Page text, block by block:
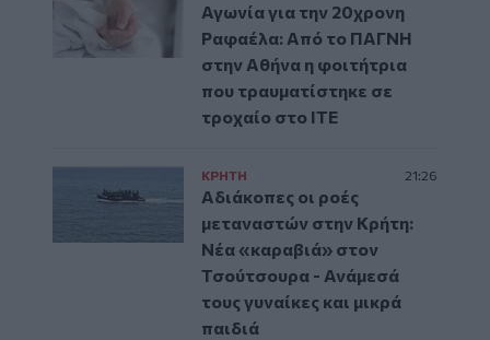
Αγωνία για την 20χρονη
Ραφαέλα: Από το ΠΑΓΝΗ
στην Αθήνα η φοιτήτρια
που τραυματίστηκε σε
τροχαίο στο ΙΤΕ
ΚΡΗΤΗ 21:26
Αδιάκοπες οι ροές
μεταναστών στην Κρήτη:
Νέα «καραβιά» στον
Τσούτσουρα - Ανάμεσά
τους γυναίκες και μικρά
παιδιά